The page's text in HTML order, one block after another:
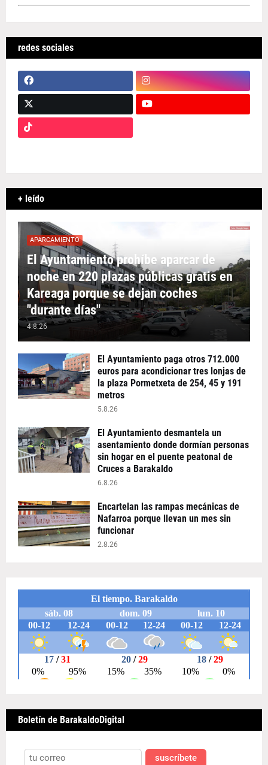
redes sociales
+ leído
APARCAMIENTO
El Ayuntamiento prohíbe aparcar de
noche en 220 plazas públicas gratis en
Kareaga porque se dejan coches
"durante días"
4.8.26
El Ayuntamiento paga otros 712.000
euros para acondicionar tres lonjas de
la plaza Pormetxeta de 254, 45 y 191
metros
5.8.26
El Ayuntamiento desmantela un
asentamiento donde dormían personas
sin hogar en el puente peatonal de
Cruces a Barakaldo
6.8.26
Encartelan las rampas mecánicas de
Nafarroa porque llevan un mes sin
funcionar
2.8.26
Boletín de BarakaldoDigital
suscríbete